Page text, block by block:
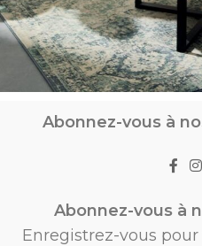
Abonnez-vous à
Abonnez-vous à
Enregistrez-vous